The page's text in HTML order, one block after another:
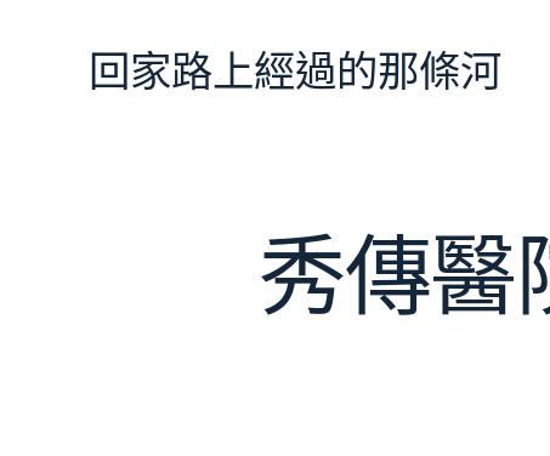
回家路上經過的那條河
秀傳醫